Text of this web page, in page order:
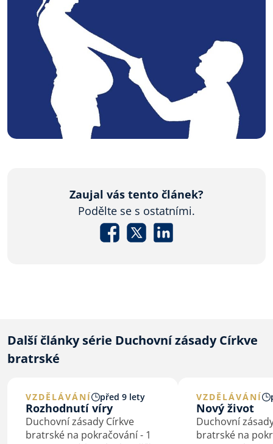
Zaujal vás tento článek?
Podělte se s ostatními.
Další články série Duchovní zásady Církve
bratrské
VZDĚLÁVÁNÍ před 9 lety
Rozhodnutí víry
Duchovní zásady Církve
bratrské na pokračování - 1
VZDĚLÁVÁNÍ
Nový život
Duchovní
bratrské na